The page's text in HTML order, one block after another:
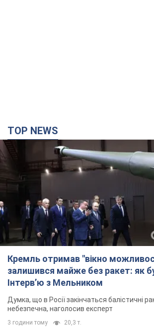
TOP NEWS
Кремль отримав "вікно
залишився майже без ракет: як
Інтерв’ю з Мельником
Думка, що в Росії закінчаться балістичні
небезпечна, наголосив експерт
3 години тому 20,3 т.